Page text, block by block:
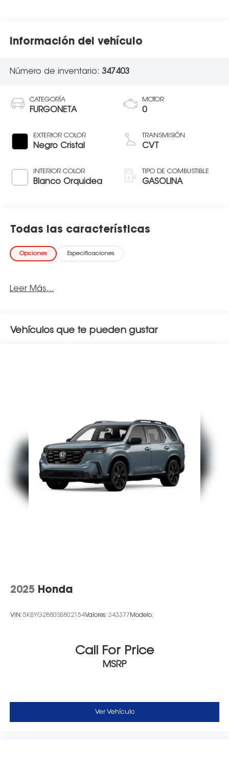
Información del vehículo
Número de inventario: 347403
CATEGORÍA
FURGONETA
EXTERIOR COLOR
Negro Cristal
INTERIOR COLOR
Blanco Orquidea
MOTOR
0
TRANSMISIÓN
CVT
TIPO DE COMBUSTIBLE
GASOLINA
Todas las características
Opciones Especificaciones
Leer Más...
Vehículos que te pueden gustar
2025 Honda
VIN: 5KBYG2880SB802154Valores: 343377 Modelo:
Call For Price
MSRP
Ver Vehículo